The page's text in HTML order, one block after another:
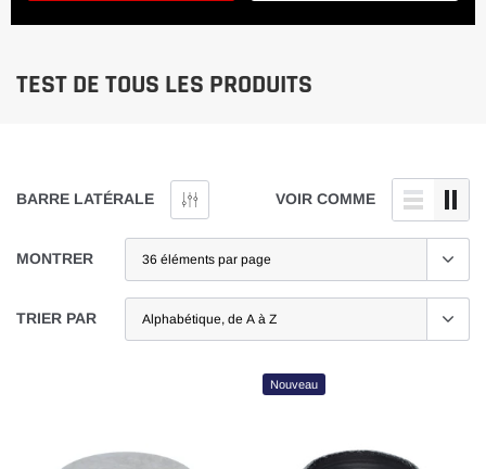
TEST DE TOUS LES PRODUITS
BARRE LATÉRALE VOIR COMME
MONTRER
TRIER PAR
Nouveau